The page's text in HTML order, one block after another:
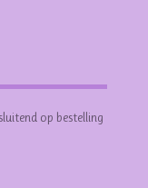
op bestelling